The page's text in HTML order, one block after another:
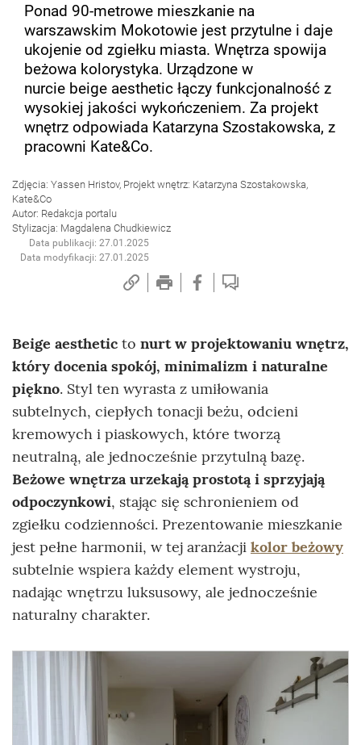
Ponad 90-metrowe mieszkanie na
warszawskim Mokotowie jest przytulne i daje
ukojenie od zgiełku miasta. Wnętrza spowija
beżowa kolorystyka. Urządzone w
nurcie beige aesthetic łączy funkcjonalność z
wysokiej jakości wykończeniem. Za projekt
wnętrz odpowiada Katarzyna Szostakowska, z
pracowni Kate&Co.
Zdjęcia: Yassen Hristov, Projekt wnętrz: Katarzyna Szostakowska,
Kate&Co
Autor: Redakcja portalu
Stylizacja: Magdalena Chudkiewicz
Data publikacji: 27.01.2025
Data modyfikacji: 27.01.2025
Beige aesthetic to nurt w projektowaniu wnętrz,
który docenia spokój, minimalizm i naturalne
piękno. Styl ten wyrasta z umiłowania
subtelnych, ciepłych tonacji beżu, odcieni
kremowych i piaskowych, które tworzą
neutralną, ale jednocześnie przytulną bazę.
Beżowe wnętrza urzekają prostotą i sprzyjają
odpoczynkowi, stając się schronieniem od
zgiełku codzienności. Prezentowanie mieszkanie
jest pełne harmonii, w tej aranżacji kolor beżowy
subtelnie wspiera każdy element wystroju,
nadając wnętrzu luksusowy, ale jednocześnie
naturalny charakter.